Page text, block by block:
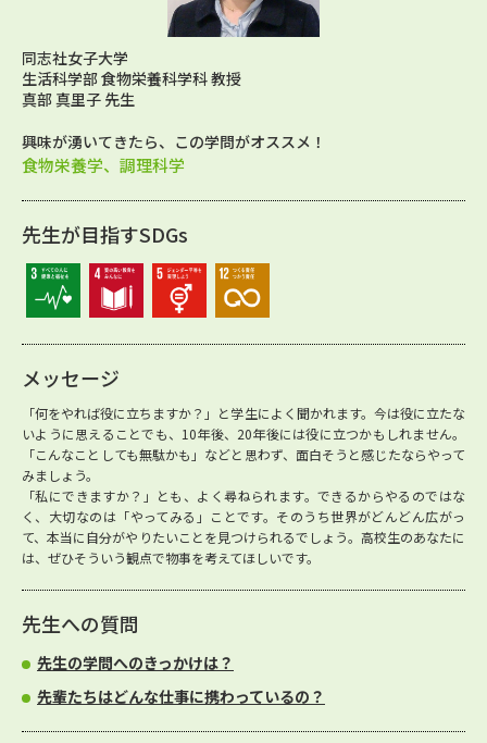
同志社女子大学
生活科学部 食物栄養科学科 教授
真部 真里子 先生
興味が湧いてきたら、この学問がオススメ！
食物栄養学、調理科学
先生が目指すSDGs
メッセージ
「何をやれば役に立ちますか？」と学生によく聞かれます。今は役に立たな
いように思えることでも、10年後、20年後には役に立つかもしれません。
「こんなことしても無駄かも」などと思わず、面白そうと感じたならやって
みましょう。
「私にできますか？」とも、よく尋ねられます。できるからやるのではな
く、大切なのは「やってみる」ことです。そのうち世界がどんどん広がっ
て、本当に自分がやりたいことを見つけられるでしょう。高校生のあなたに
は、ぜひそういう観点で物事を考えてほしいです。
先生への質問
先生の学問へのきっかけは？
先輩たちはどんな仕事に携わっているの？